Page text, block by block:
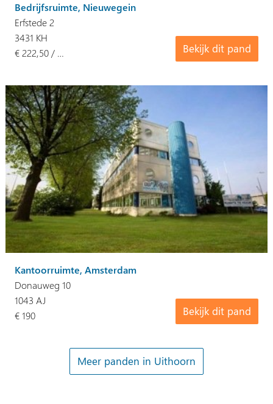
Bedrijfsruimte, Nieuwegein
Erfstede 2
Bekijk dit pand
3431 KH
€ 222,50 / …
Kantoorruimte, Amsterdam
Donauweg 10
Bekijk dit pand
1043 AJ
€ 190
Meer panden in Uithoorn